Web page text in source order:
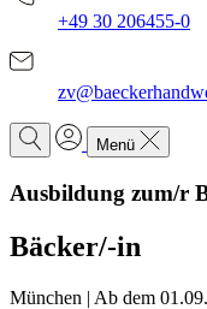
+49 30 206455-0
Menü
Ausbildung zum/r
Bäcker/-in
München | Ab dem